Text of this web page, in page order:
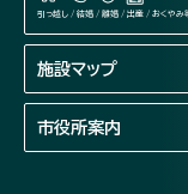
引っ越し / 結婚 / 離婚 / 出産 / おくやみ
施設マップ
市役所案内